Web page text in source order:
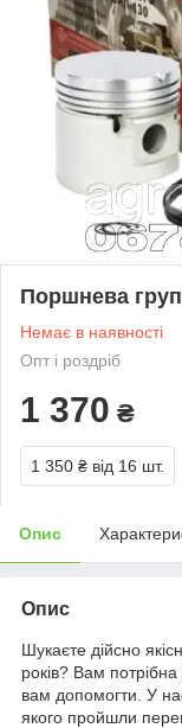
Поршнева
Немає в наявності
Опт і роздріб
1 370 ₴
1 350 ₴ від 16 шт.
Опис
Опис
Шукаєте дійсно
років? Вам
вам допомогти. У
якого пройшли